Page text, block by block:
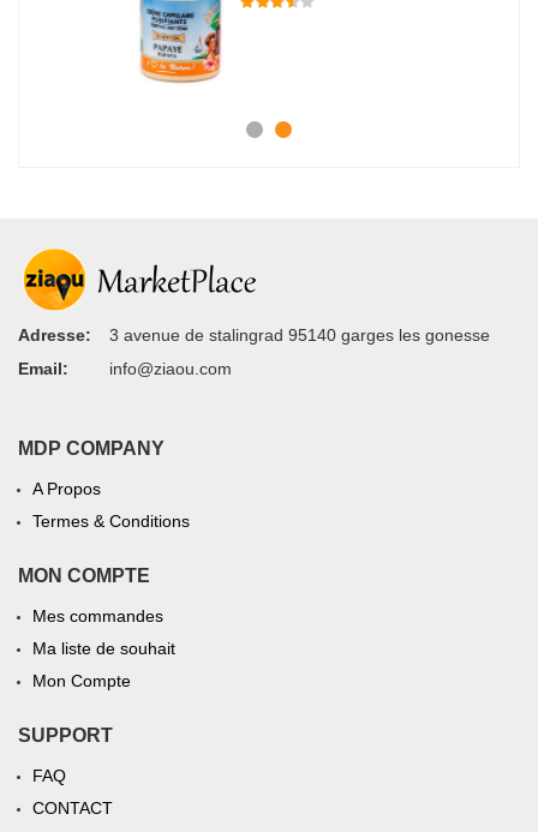
Adresse:
3 avenue de stalingrad 95140 garges les gonesse
Email:
info@ziaou.com
MDP COMPANY
A Propos
Termes & Conditions
MON COMPTE
Mes commandes
Ma liste de souhait
Mon Compte
SUPPORT
FAQ
CONTACT